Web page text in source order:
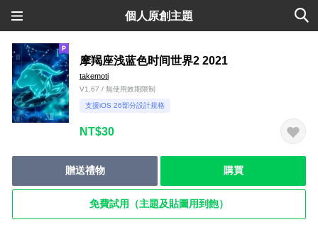
個人原創主題
摩羯座浅蓝色时间世界2 2021
takemoti
V1.67 / 無使用效期限制
支援iOS 26部分設計規格
NT$30
贈送禮物 購買
免費試用（主題及貼圖用到飽）